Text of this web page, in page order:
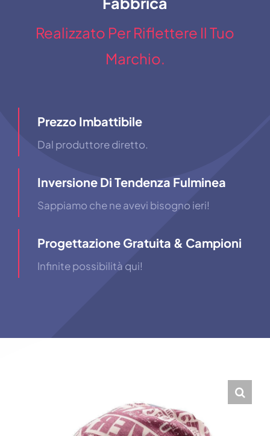
Realizzato Per Riflettere Il Tuo
Marchio.
Prezzo Imbattibile
Dal produttore diretto.
Inversione Di Tendenza Fulminea
Sappiamo che ne avevi bisogno ieri!
Progettazione Gratuita & Campioni
Infinite possibilità qui!